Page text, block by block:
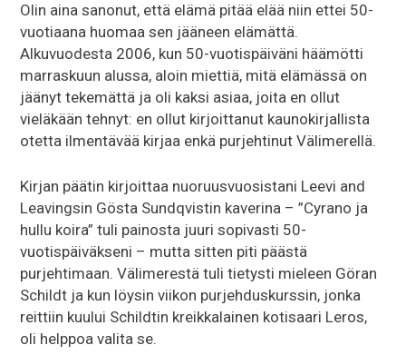
Olin aina sanonut, että elämä pitää elää niin ettei 50-
vuotiaana huomaa sen jääneen elämättä.
Alkuvuodesta 2006, kun 50-vuotispäiväni häämötti
marraskuun alussa, aloin miettiä, mitä elämässä on
jäänyt tekemättä ja oli kaksi asiaa, joita en ollut
vieläkään tehnyt: en ollut kirjoittanut kaunokirjallista
otetta ilmentävää kirjaa enkä purjehtinut Välimerellä.
Kirjan päätin kirjoittaa nuoruusvuosistani Leevi and
Leavingsin Gösta Sundqvistin kaverina – ”Cyrano ja
hullu koira” tuli painosta juuri sopivasti 50-
vuotispäiväkseni – mutta sitten piti päästä
purjehtimaan. Välimerestä tuli tietysti mieleen Göran
Schildt ja kun löysin viikon purjehduskurssin, jonka
reittiin kuului Schildtin kreikkalainen kotisaari Leros,
oli helppoa valita se.